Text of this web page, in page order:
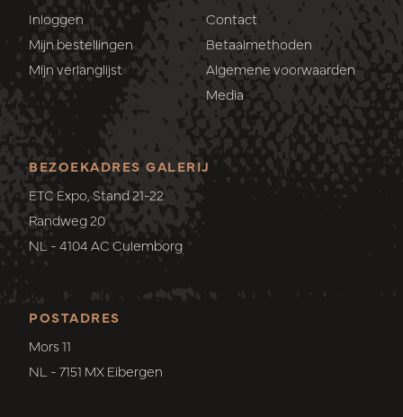
Inloggen
Mijn bestellingen
Mijn verlanglijst
Contact
Betaalmethoden
Algemene voorwaarden
Media
POSTADRES
Mors 11
NL - 7151 MX Eibergen
BEZOEKADRES GALERIJ
ETC Expo, Stand 21-22
Randweg 20
NL - 4104 AC Culemborg